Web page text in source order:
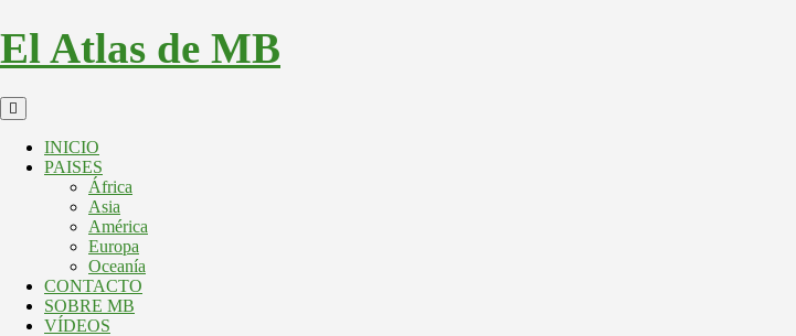
Skip
to
content
El Atlas de MB
Button
INICIO
PAISES
África
Asia
América
Europa
Oceanía
CONTACTO
SOBRE MB
VÍDEOS